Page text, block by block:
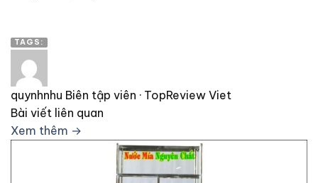
TAGS:
quynhnhu Biên tập viên · TopReview Viet
Bài viết liên quan
Xem thêm →